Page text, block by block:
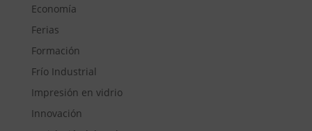
Economía
Ferias
Formación
Frío Industrial
Impresión en vidrio
Innovación